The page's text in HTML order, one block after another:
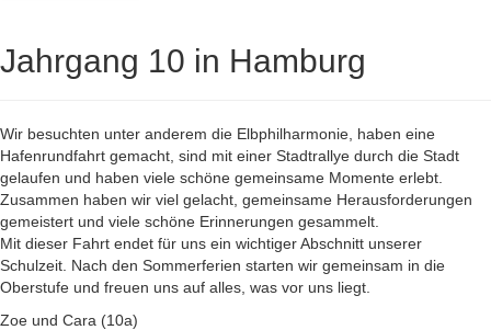
Jahrgang 10 in Hamburg
Wir besuchten unter anderem die Elbphilharmonie, haben eine
Hafenrundfahrt gemacht, sind mit einer Stadtrallye durch die Stadt
gelaufen und haben viele schöne gemeinsame Momente erlebt.
Zusammen haben wir viel gelacht, gemeinsame Herausforderungen
gemeistert und viele schöne Erinnerungen gesammelt.
Mit dieser Fahrt endet für uns ein wichtiger Abschnitt unserer
Schulzeit. Nach den Sommerferien starten wir gemeinsam in die
Oberstufe und freuen uns auf alles, was vor uns liegt.
Zoe und Cara (10a)